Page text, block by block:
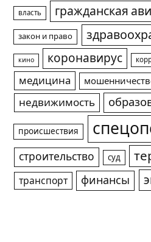
власть гражданская
закон и право
кино коронавирус
медицина
недвижимость
происшествия
строительство суд
транспорт финансы